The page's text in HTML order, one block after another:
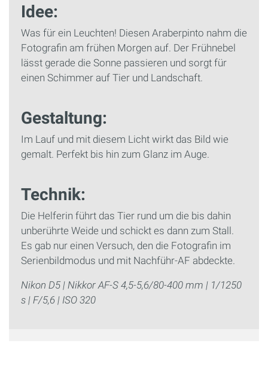
Idee:
Was für ein Leuchten! Diesen Araberpinto nahm die
Fotografin am frühen Morgen auf. Der Frühnebel
lässt gerade die Sonne passieren und sorgt für
einen Schimmer auf Tier und Landschaft.
Gestaltung:
Im Lauf und mit diesem Licht wirkt das Bild wie
gemalt. Perfekt bis hin zum Glanz im Auge.
Technik:
Die Helferin führt das Tier rund um die bis dahin
unberührte Weide und schickt es dann zum Stall.
Es gab nur einen Versuch, den die Fotografin im
Serienbildmodus und mit Nachführ-AF abdeckte.
Nikon D5 | Nikkor AF-S 4,5-5,6/80-400 mm | 1/1250
s | F/5,6 | ISO 320